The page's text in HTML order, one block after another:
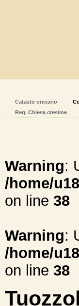
Catasto onciario
Reg. Chiesa cresime
Warning:
/home/
on line 38
Warning:
/home/
on line 38